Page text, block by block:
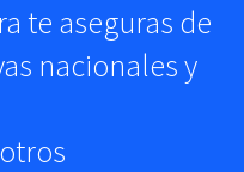
te aseguras de
nacionales y